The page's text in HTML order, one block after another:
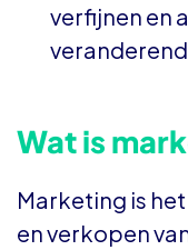
verfijnen en
Wat is
Marketing is
en verkopen